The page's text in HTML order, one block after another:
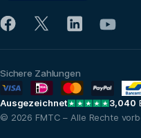
© 2026 FMTC – Alle Rechte
Sichere Zahlungen
Ausgezeichnet 3,040